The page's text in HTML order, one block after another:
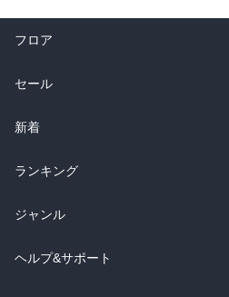
フロア
総合
ラノベ
雑誌・グラビア
BL・TL
セール
総合
ラノベ
雑誌・グラビア
BL・TL
新着
総合
ラノベ
雑誌・グラビア
ランキング
総合
ラノベ
ジャンル
コミック
ヘルプ&サポート